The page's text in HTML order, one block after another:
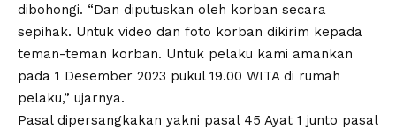
dibohongi. “Dan diputuskan oleh korban secara
sepihak. Untuk video dan foto korban dikirim kepada
teman-teman korban. Untuk pelaku kami amankan
pada 1 Desember 2023 pukul 19.00 WITA di rumah
pelaku,” ujarnya.
Pasal dipersangkakan yakni pasal 45 Ayat 1 junto pasal